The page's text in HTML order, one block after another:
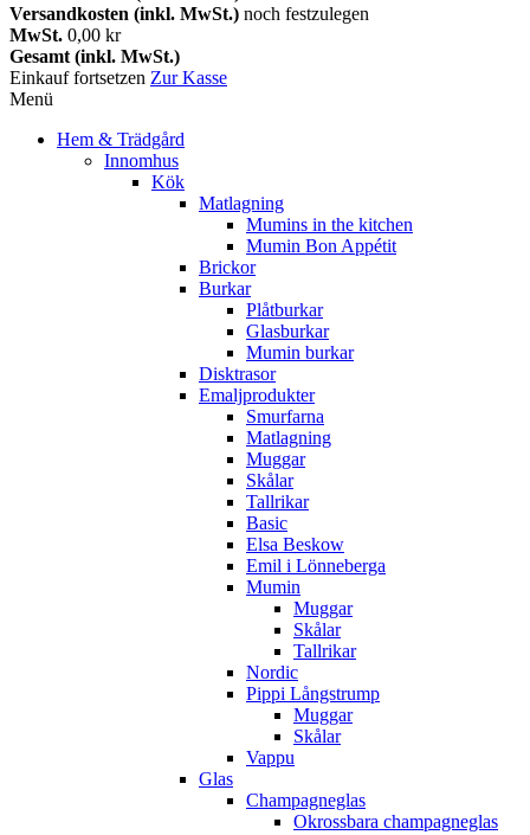
Versandkosten (inkl. MwSt.) noch festzulegen
MwSt. 0,00 kr
Gesamt (inkl. MwSt.)
Einkauf fortsetzen Zur Kasse
Menü
Hem & Trädgård
Innomhus
Kök
Matlagning
Mumins in the kitchen
Mumin Bon Appétit
Brickor
Burkar
Plåtburkar
Glasburkar
Mumin burkar
Disktrasor
Emaljprodukter
Smurfarna
Matlagning
Muggar
Skålar
Tallrikar
Basic
Elsa Beskow
Emil i Lönneberga
Mumin
Muggar
Skålar
Tallrikar
Nordic
Pippi Långstrump
Muggar
Skålar
Vappu
Glas
Champagneglas
Okrossbara champagneglas